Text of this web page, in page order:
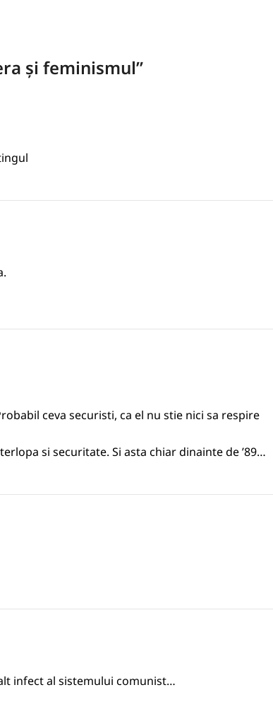
și feminismul”
ceva securisti, ca el nu stie nici sa respire
si securitate. Si asta chiar dinainte de ’89…
infect al sistemului comunist…